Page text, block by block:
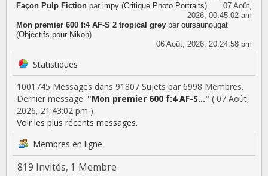
Façon Pulp Fictionparimpy (Critique Photo Portraits)
07 Août,
2026, 00:45:02 am
Mon premier 600 f:4 AF-S 2 tropical grey paroursaunougat
(Objectifs pour Nikon)
06 Août, 2026, 20:24:58 pm
Statistiques
1001745 Messages dans 91807 Sujets par 6998 Membres.
Dernier message: "Mon premier 600 f:4 AF-S..." ( 07 Août,
2026, 21:43:02 pm )
Voir les plus récents messages.
Membres en ligne
819 Invités, 1 Membre